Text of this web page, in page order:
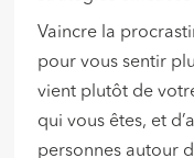
Vaincre la
pour vous sentir
vient plutôt de
qui vous êtes, et
personnes autour